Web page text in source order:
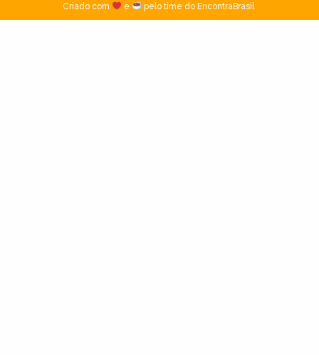
Criado com
e pelo time do EncontraBrasil